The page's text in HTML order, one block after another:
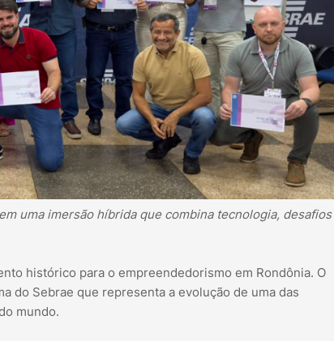
uma imersão híbrida que combina tecnologia, desafios
histórico para o empreendedorismo em Rondônia. O
do Sebrae que representa a evolução de uma das
mundo.